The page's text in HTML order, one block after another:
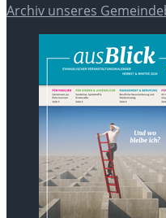
Archiv unseres